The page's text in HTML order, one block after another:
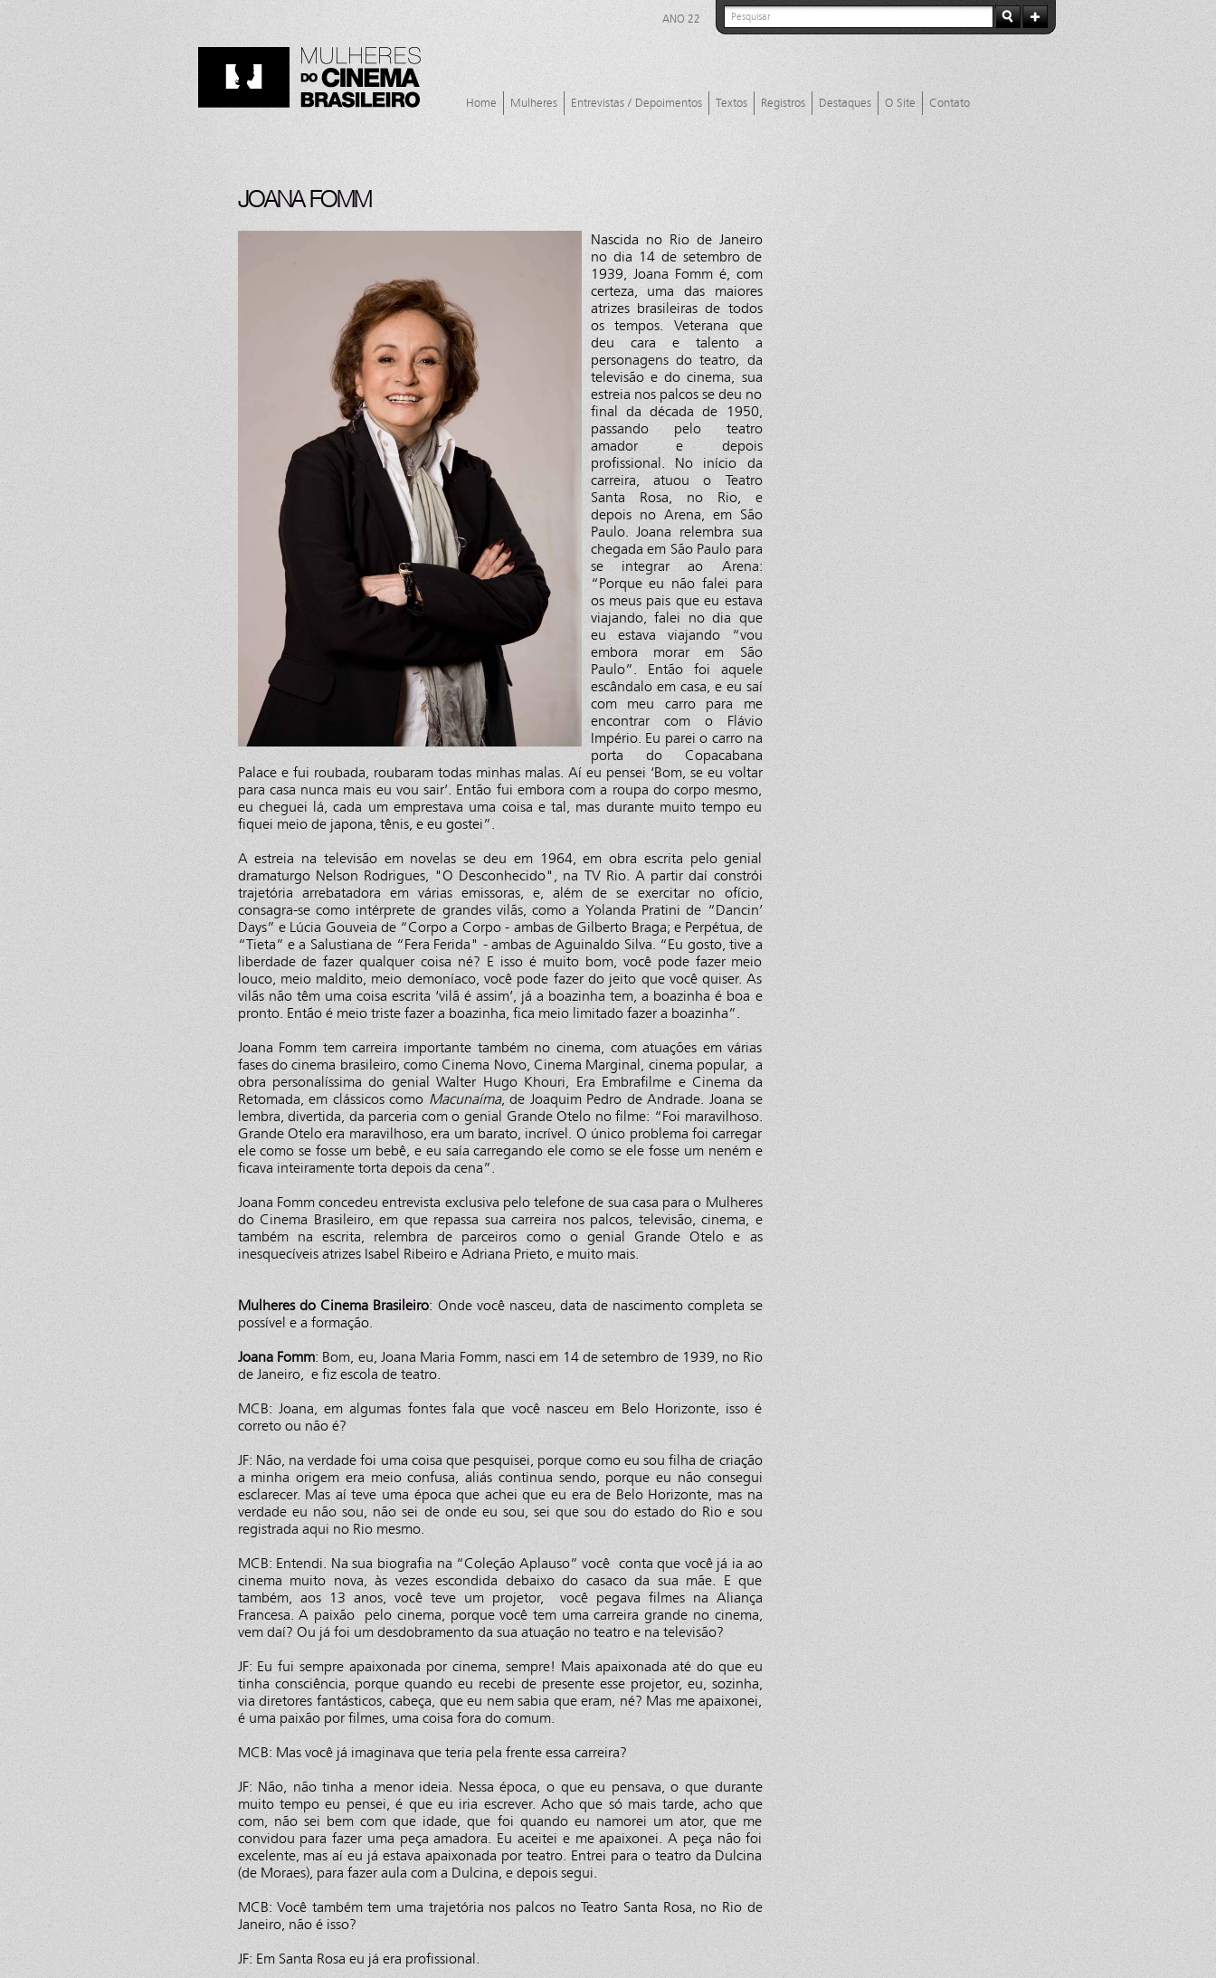
ANO 22
Home Mulheres Entrevistas / Depoimentos Textos Registros Destaques O Site Contato
JOANA FOMM
Nascida no Rio de Janeiro
no dia 14 de setembro de
1939, Joana Fomm é, com
certeza, uma das maiores
atrizes brasileiras de todos
os tempos. Veterana que
deu cara e talento a
personagens do teatro, da
televisão e do cinema, sua
estreia nos palcos se deu no
final da década de 1950,
passando pelo teatro
amador e depois
profissional. No início da
carreira, atuou o Teatro
Santa Rosa, no Rio, e
depois no Arena, em São
Paulo. Joana relembra sua
chegada em São Paulo para
se integrar ao Arena:
“Porque eu não falei para
os meus pais que eu estava
viajando, falei no dia que
eu estava viajando “vou
embora morar em São
Paulo”. Então foi aquele
escândalo em casa, e eu saí
com meu carro para me
encontrar com o Flávio
Império. Eu parei o carro na
porta do Copacabana
Palace e fui roubada, roubaram todas minhas malas. Aí eu pensei ‘Bom, se eu voltar
para casa nunca mais eu vou sair’. Então fui embora com a roupa do corpo mesmo,
eu cheguei lá, cada um emprestava uma coisa e tal, mas durante muito tempo eu
fiquei meio de japona, tênis, e eu gostei”.
A estreia na televisão em novelas se deu em 1964, em obra escrita pelo genial
dramaturgo Nelson Rodrigues, "O Desconhecido", na TV Rio. A partir daí constrói
trajetória arrebatadora em várias emissoras, e, além de se exercitar no ofício,
consagra-se como intérprete de grandes vilãs, como a Yolanda Pratini de “Dancin’
Days” e Lúcia Gouveia de “Corpo a Corpo - ambas de Gilberto Braga; e Perpétua, de
“Tieta” e a Salustiana de “Fera Ferida" - ambas de Aguinaldo Silva. “Eu gosto, tive a
liberdade de fazer qualquer coisa né? E isso é muito bom, você pode fazer meio
louco, meio maldito, meio demoníaco, você pode fazer do jeito que você quiser. As
vilãs não têm uma coisa escrita ‘vilã é assim’, já a boazinha tem, a boazinha é boa e
pronto. Então é meio triste fazer a boazinha, fica meio limitado fazer a boazinha”.
Joana Fomm tem carreira importante também no cinema, com atuações em várias
fases do cinema brasileiro, como Cinema Novo, Cinema Marginal, cinema popular, a
obra personalíssima do genial Walter Hugo Khouri, Era Embrafilme e Cinema da
Retomada, em clássicos como Macunaíma, de Joaquim Pedro de Andrade. Joana se
lembra, divertida, da parceria com o genial Grande Otelo no filme: “Foi maravilhoso.
Grande Otelo era maravilhoso, era um barato, incrível. O único problema foi carregar
ele como se fosse um bebê, e eu saía carregando ele como se ele fosse um neném e
ficava inteiramente torta depois da cena”.
Joana Fomm concedeu entrevista exclusiva pelo telefone de sua casa para o Mulheres
do Cinema Brasileiro, em que repassa sua carreira nos palcos, televisão, cinema, e
também na escrita, relembra de parceiros como o genial Grande Otelo e as
inesquecíveis atrizes Isabel Ribeiro e Adriana Prieto, e muito mais.
Mulheres do Cinema Brasileiro: Onde você nasceu, data de nascimento completa se
possível e a formação.
Joana Fomm: Bom, eu, Joana Maria Fomm, nasci em 14 de setembro de 1939, no Rio
de Janeiro, e fiz escola de teatro.
MCB: Joana, em algumas fontes fala que você nasceu em Belo Horizonte, isso é
correto ou não é?
JF: Não, na verdade foi uma coisa que pesquisei, porque como eu sou filha de criação
a minha origem era meio confusa, aliás continua sendo, porque eu não consegui
esclarecer. Mas aí teve uma época que achei que eu era de Belo Horizonte, mas na
verdade eu não sou, não sei de onde eu sou, sei que sou do estado do Rio e sou
registrada aqui no Rio mesmo.
MCB: Entendi. Na sua biografia na “Coleção Aplauso” você conta que você já ia ao
cinema muito nova, às vezes escondida debaixo do casaco da sua mãe. E que
também, aos 13 anos, você teve um projetor, você pegava filmes na Aliança
Francesa. A paixão pelo cinema, porque você tem uma carreira grande no cinema,
vem daí? Ou já foi um desdobramento da sua atuação no teatro e na televisão?
JF: Eu fui sempre apaixonada por cinema, sempre! Mais apaixonada até do que eu
tinha consciência, porque quando eu recebi de presente esse projetor, eu, sozinha,
via diretores fantásticos, cabeça, que eu nem sabia que eram, né? Mas me apaixonei,
é uma paixão por filmes, uma coisa fora do comum.
MCB: Mas você já imaginava que teria pela frente essa carreira?
JF: Não, não tinha a menor ideia. Nessa época, o que eu pensava, o que durante
muito tempo eu pensei, é que eu iria escrever. Acho que só mais tarde, acho que
com, não sei bem com que idade, que foi quando eu namorei um ator, que me
convidou para fazer uma peça amadora. Eu aceitei e me apaixonei. A peça não foi
excelente, mas aí eu já estava apaixonada por teatro. Entrei para o teatro da Dulcina
(de Moraes), para fazer aula com a Dulcina, e depois segui.
MCB: Você também tem uma trajetória nos palcos no Teatro Santa Rosa, no Rio de
Janeiro, não é isso?
JF: Em Santa Rosa eu já era profissional.